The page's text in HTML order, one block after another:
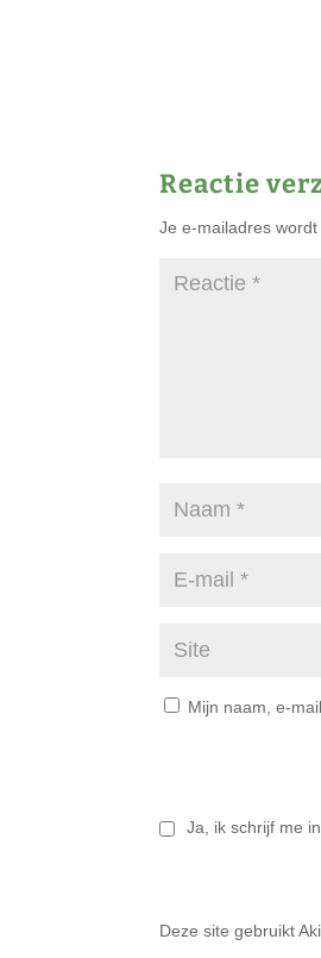
Reactie
Je e-mailadres wordt
Mijn naam, e-
Ja, ik schrijf me
Deze site gebruikt